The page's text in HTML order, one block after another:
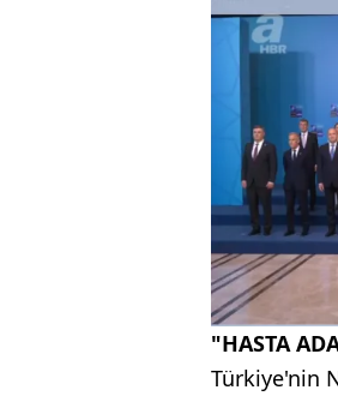
"HASTA
Türkiye'nin